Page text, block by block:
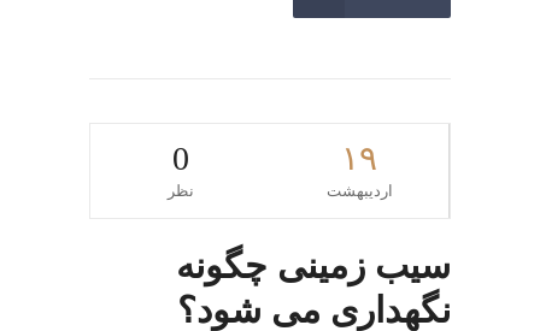
۱۹
اردیبهشت
0
نظر
سیب زمینی چگونه
نگهداری می شود؟